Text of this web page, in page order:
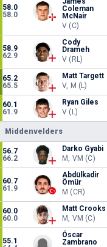
58.0
58.0
Coleman
McNair
V (C)
58.9
62.9
Cody
Drameh
V (RL)
65.2
65.5
Matt Targett
V, M (L)
60.1
61.9
Ryan Giles
V (L)
Middenvelders
56.7
66.2
Darko Gyabi
M, VM (C)
60.7
61.9
Abdülkadir
Ömür
M (CR)
60.0
60.0
Matt Crooks
M, VM (C)
55.1
Óscar
Zambrano